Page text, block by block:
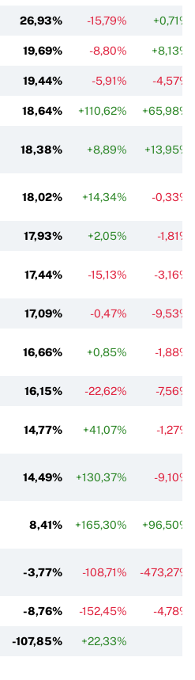
26,93% -15,79% +0,71%
19,69% -8,80% +8,13%
19,44% -5,91% -4,57%
18,64% +110,62% +65,98%
18,38% +8,89% +13,95%
18,02% +14,34% -0,33%
17,93% +2,05% -1,81%
17,44% -15,13% -3,16%
17,09% -0,47% -9,53%
16,66% +0,85% -1,88%
16,15% -22,62% -7,56%
14,77% +41,07% -1,27%
14,49% +130,37% -9,10%
8,41% +165,30% +96,50%
-3,77% -108,71% -473,27%
-8,76% -152,45% -4,78%
-107,85% +22,33%